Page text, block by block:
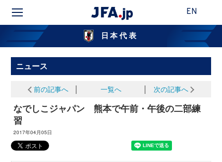
EN
日本代表
ニュース
前の記事へ 一覧へ 次の記事へ
なでしこジャパン 熊本で午前・午後の二部練
習
2017年04月05日